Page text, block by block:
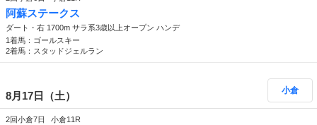
阿蘇ステークス
ダート・右 1700m サラ系3歳以上オープン ハンデ
1着馬：ゴールスキー
2着馬：スタッドジェルラン
8月17日（土） 小倉
2回小倉7日 小倉11R